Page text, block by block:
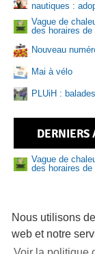
nautiques :
Vague de
des horaires de
Nouveau
Mai à vélo
PLUiH :
DERNIERS
Vague de
des horaires de
nautiques :
81 logements
Nous utilisons
web et notre